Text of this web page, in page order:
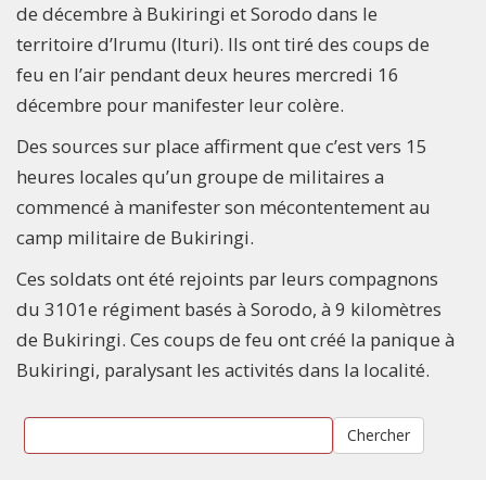
de décembre à Bukiringi et Sorodo dans le
territoire d’Irumu (Ituri). Ils ont tiré des coups de
feu en l’air pendant deux heures mercredi 16
décembre pour manifester leur colère.
Des sources sur place affirment que c’est vers 15
heures locales qu’un groupe de militaires a
commencé à manifester son mécontentement au
camp militaire de Bukiringi.
Ces soldats ont été rejoints par leurs compagnons
du 3101e régiment basés à Sorodo, à 9 kilomètres
de Bukiringi. Ces coups de feu ont créé la panique à
Bukiringi, paralysant les activités dans la localité.
Chercher